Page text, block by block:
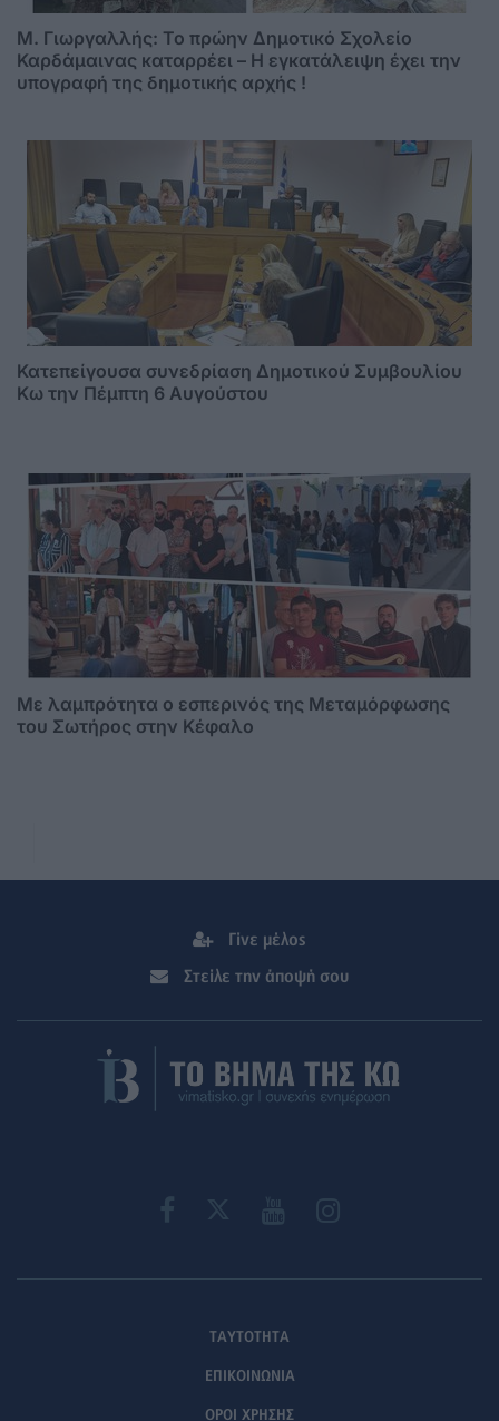
M. Γιωργαλλής: Το πρώην Δημοτικό Σχολείο
Καρδάμαινας καταρρέει – Η εγκατάλειψη έχει την
υπογραφή της δημοτικής αρχής !
Κατεπείγουσα συνεδρίαση Δημοτικού Συμβουλίου
Κω την Πέμπτη 6 Αυγούστου
Με λαμπρότητα ο εσπερινός της Μεταμόρφωσης
του Σωτήρος στην Κέφαλο
Γίνε μέλος
Στείλε την άποψή σου
ΤΑΥΤΟΤΗΤΑ
ΕΠΙΚΟΙΝΩΝΙΑ
ΟΡΟΙ ΧΡΗΣΗΣ